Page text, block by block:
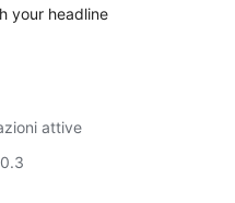
your headline
attive